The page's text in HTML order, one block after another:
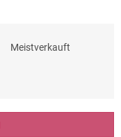
Meistverkauft